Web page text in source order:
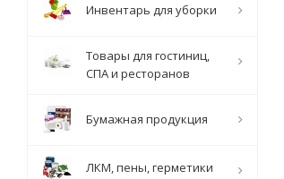
Инвентарь для уборки
Товары для гостиниц,
СПА и ресторанов
Бумажная продукция
ЛКМ, пены, герметики